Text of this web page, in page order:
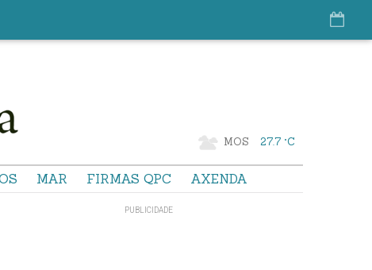
MOS 27.7 °C
MAR FIRMAS QPC AXENDA